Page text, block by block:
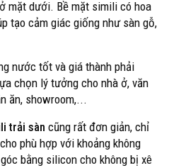
mặt dưới. Bề mặt simili có hoa
tạo cảm giác giống như sàn gỗ,
nước tốt và giá thành phải
chọn lý tưởng cho nhà ở, văn
ăn, showroom,...
trải sàn cũng rất đơn giản, chỉ
phù hợp với khoảng không
bằng silicon cho không bị xê